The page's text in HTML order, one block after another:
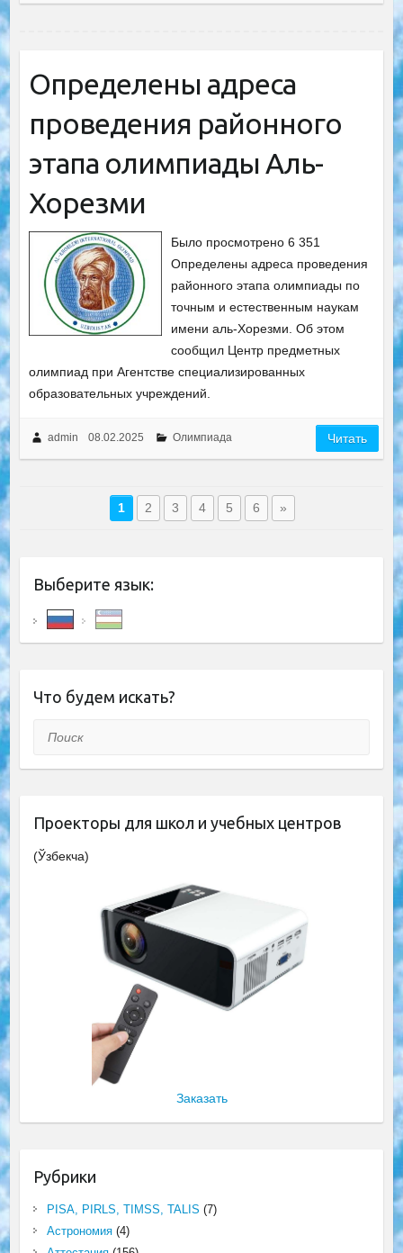
Определены адреса
проведения районного
этапа олимпиады Аль-
Хорезми
Было просмотрено 6 351
Определены адреса проведения
районного этапа олимпиады по
точным и естественным наукам
имени аль-Хорезми. Об этом
сообщил Центр предметных
олимпиад при Агентстве специализированных
образовательных учреждений.
admin 08.02.2025 Олимпиада Читать
1 2 3 4 5 6 »
Выберите язык:
Что будем искать?
Поиск
Проекторы для школ и учебных центров
(Ўзбекча)
Заказать
Рубрики
PISA, PIRLS, TIMSS, TALIS (7)
Астрономия(4)